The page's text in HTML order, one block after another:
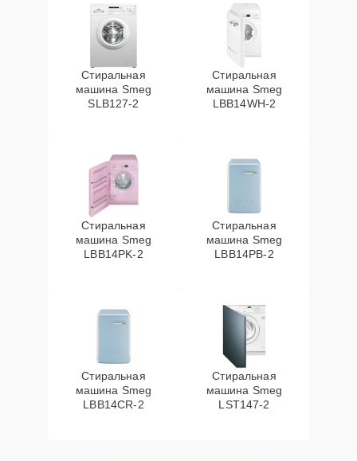
Стиральная
машина Smeg
SLB127-2
Стиральная
машина Smeg
LBB14WH-2
Стиральная
машина Smeg
LBB14PK-2
Стиральная
машина Smeg
LBB14PB-2
Стиральная
машина Smeg
LBB14CR-2
Стиральная
машина Smeg
LST147-2